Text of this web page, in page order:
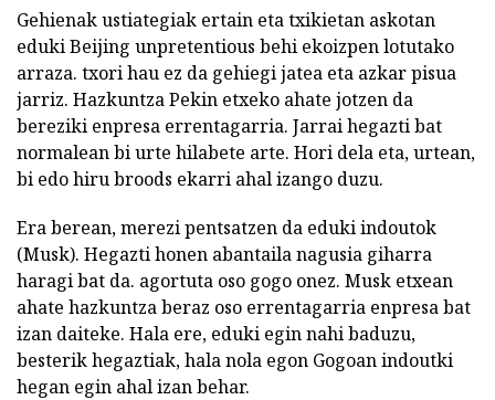
Gehienak ustiategiak ertain eta txikietan askotan
eduki Beijing unpretentious behi ekoizpen lotutako
arraza. txori hau ez da gehiegi jatea eta azkar pisua
jarriz. Hazkuntza Pekin etxeko ahate jotzen da
bereziki enpresa errentagarria. Jarrai hegazti bat
normalean bi urte hilabete arte. Hori dela eta, urtean,
bi edo hiru broods ekarri ahal izango duzu.
Era berean, merezi pentsatzen da eduki indoutok
(Musk). Hegazti honen abantaila nagusia giharra
haragi bat da. agortuta oso gogo onez. Musk etxean
ahate hazkuntza beraz oso errentagarria enpresa bat
izan daiteke. Hala ere, eduki egin nahi baduzu,
besterik hegaztiak, hala nola egon Gogoan indoutki
hegan egin ahal izan behar.